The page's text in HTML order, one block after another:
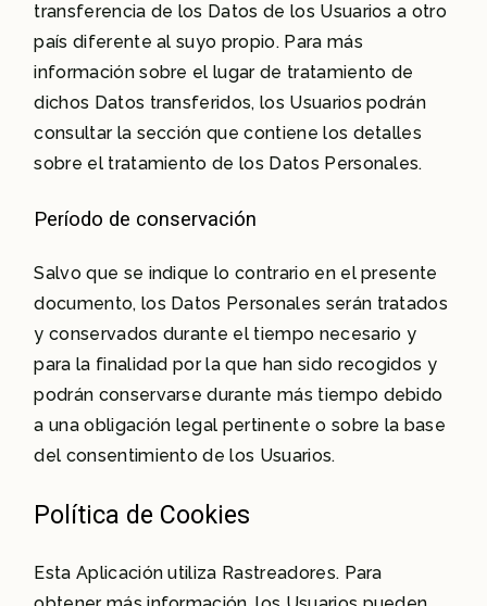
transferencia de los Datos de los Usuarios a otro
país diferente al suyo propio. Para más
información sobre el lugar de tratamiento de
dichos Datos transferidos, los Usuarios podrán
consultar la sección que contiene los detalles
sobre el tratamiento de los Datos Personales.
Período de conservación
Salvo que se indique lo contrario en el presente
documento, los Datos Personales serán tratados
y conservados durante el tiempo necesario y
para la finalidad por la que han sido recogidos y
podrán conservarse durante más tiempo debido
a una obligación legal pertinente o sobre la base
del consentimiento de los Usuarios.
Política de Cookies
Esta Aplicación utiliza Rastreadores. Para